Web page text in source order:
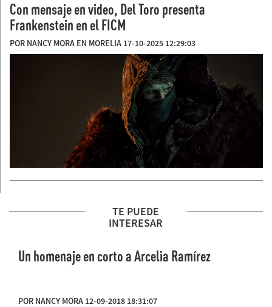
Con mensaje en video, Del Toro presenta
Frankenstein en el FICM
POR NANCY MORA EN MORELIA 17-10-2025 12:29:03
TE PUEDE
INTERESAR
Un homenaje en corto a Arcelia Ramírez
POR NANCY MORA 12-09-2018 18:31:07